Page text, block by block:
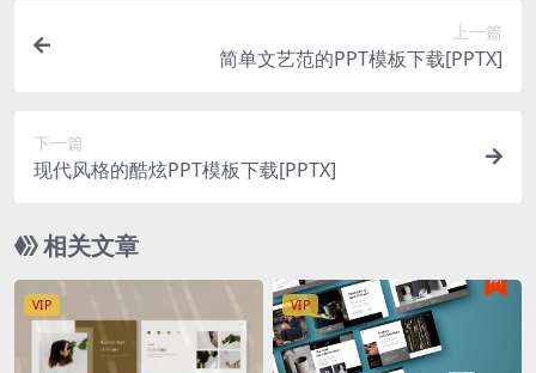
上一篇
简单文艺范的PPT模板下载[PPTX]
下一篇
现代风格的酷炫PPT模板下载[PPTX]
相关文章
VIP VIP